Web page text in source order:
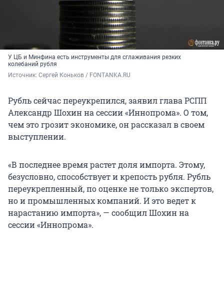
У ЦБ и Минфина есть инструменты для сглаживания резких
колебаний рубля
Источник: Сергей Коньков / FONTANKA.RU
Рубль сейчас переукрепился, заявил глава РСПП
Александр Шохин на сессии «Иннопрома». О том,
чем это грозит экономике, он рассказал в своем
выступлении.
«В последнее время растет доля импорта. Этому,
безусловно, способствует и крепость рубля. Рубль
переукрепленный, по оценке не только экспертов,
но и промышленных компаний. И это ведет к
нарастанию импорта», — сообщил Шохин на
сессии «Иннопрома».